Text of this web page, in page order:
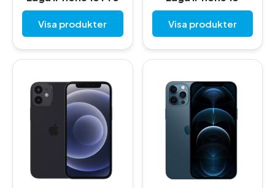
Visa produkter Visa produkter